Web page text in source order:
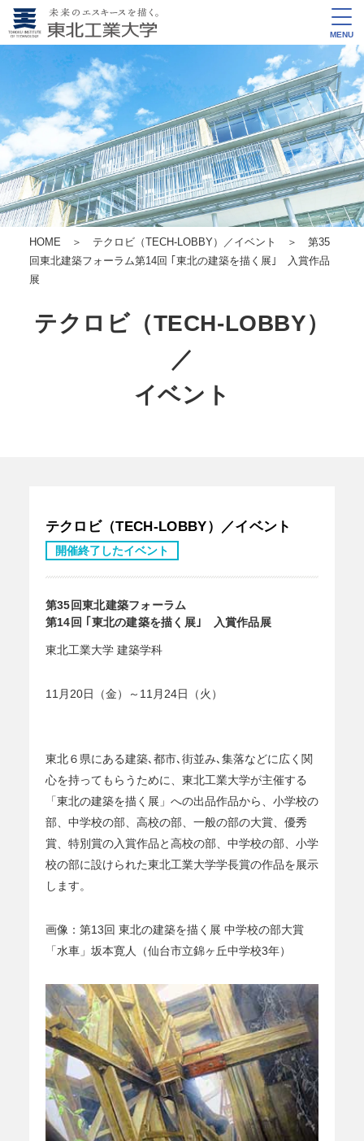
MENU
HOME ＞ テクロビ（TECH-LOBBY）／イベント ＞ 第35
回東北建築フォーラム第14回 ｢東北の建築を描く展｣ 入賞作品
展
テクロビ（TECH-LOBBY）
／
イベント
テクロビ（TECH-LOBBY）／イベント
開催終了したイベント
第35回東北建築フォーラム
第14回 ｢東北の建築を描く展｣ 入賞作品展
東北工業大学 建築学科
11月20日（金）～11月24日（火）
東北６県にある建築､都市､街並み､集落などに広く関
心を持ってもらうために、東北工業大学が主催する
「東北の建築を描く展」への出品作品から、小学校の
部、中学校の部、高校の部、一般の部の大賞、優秀
賞、特別賞の入賞作品と高校の部、中学校の部、小学
校の部に設けられた東北工業大学学長賞の作品を展示
します。
画像：第13回 東北の建築を描く展 中学校の部大賞
「水車」坂本寛人（仙台市立錦ヶ丘中学校3年）